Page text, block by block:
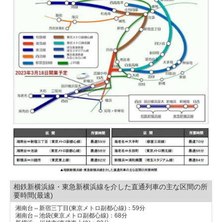
相鉄新横浜線・東急新横浜線を介した直通列車の主な区間の所
要時間(最速)
湘南台⇔新宿三丁目(東京メトロ副都心線)：59分
湘南台⇔池袋(東京メトロ副都心線)：68分